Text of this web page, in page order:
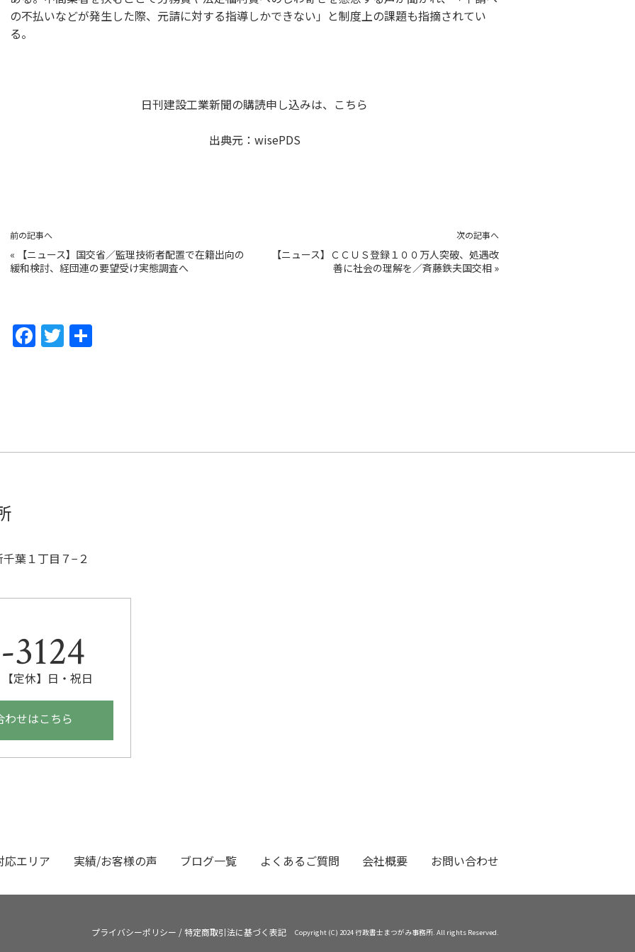
の不払いなどが発生した際、元請に対する指導しかできない」と制度上の課題も指摘されてい
る。
日刊建設工業新聞の購読申し込みは、 こちら
出典元： wisePDS
前の記事へ
«
【ニュース】国交省／監理技術者配置で在籍出向の
緩和検討、経団連の要望受け実態調査へ
次の記事へ
【ニュース】ＣＣＵＳ登録１００万人突破、処遇改
善に社会の理解を／斉藤鉄夫国交相 »
F
o
T
葉１丁目７−２
定休】日・祝日
せはこちら
応エリア 実績/お客様の声 ブログ一覧 よくあるご質問 会社概要 お問い合わせ
プライバシーポリシー /特定商取引法に基づく表記 Copyright (C) 2024 行政書士まつがみ事務所. All rights Reserved.